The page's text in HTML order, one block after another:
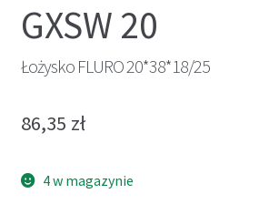
GXSW 20
Łożysko FLURO 20*38*18/25
86,35 zł
4 w magazynie